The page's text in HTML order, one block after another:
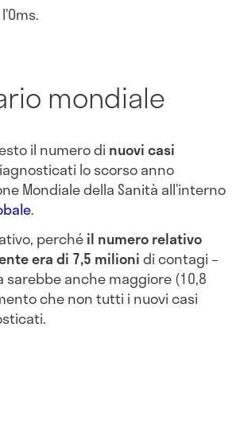
mondiale
il numero di nuovi casi
lo scorso anno
Mondiale della Sanità all’interno
.
perchéil numero relativo
era di 7,5 milionidi contagi –
sarebbe anche maggiore (10,8
che non tutti i nuovi casi